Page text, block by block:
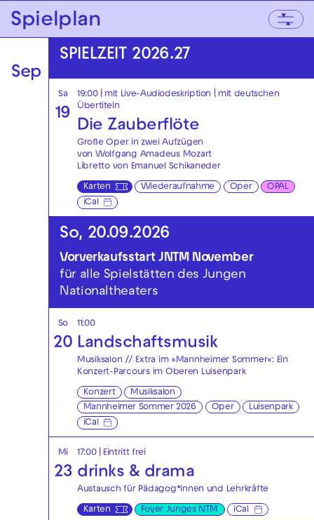
Zur Hauptnavigation springen
Zum Hauptinhalt springen Zum Footer springen
Spielplan
Sep
SPIELZEIT 2026.27
Sa
19
19:00| mit Live-Audiodeskription
mit deutschen
Übertiteln
Die Zauberflöte
Große Oper in zwei Aufzügen
von Wolfgang Amadeus Mozart
Libretto von Emanuel Schikaneder
Karten Wiederaufnahme Oper
OPAL
iCal
So, 20.09.2026
Vorverkaufsstart JNTM November
für alle Spielstätten des Jungen
Nationaltheaters
So
20
11:00
Landschaftsmusik
Musiksalon // Extra im »Mannheimer Sommer«: Ein
Konzert-Parcours im Oberen Luisenpark
Konzert
Musiksalon
Mannheimer Sommer 2026
Oper
Luisenpark
iCal
Mi
23
17:00| Eintritt frei
drinks & drama
Austausch für Pädagog*innen und Lehrkräfte
Karten Foyer Junges NTM iCal